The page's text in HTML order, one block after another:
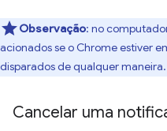
Observação: no
acionados se o Chrome estiver
disparados de qualquer maneira.
Cancelar uma